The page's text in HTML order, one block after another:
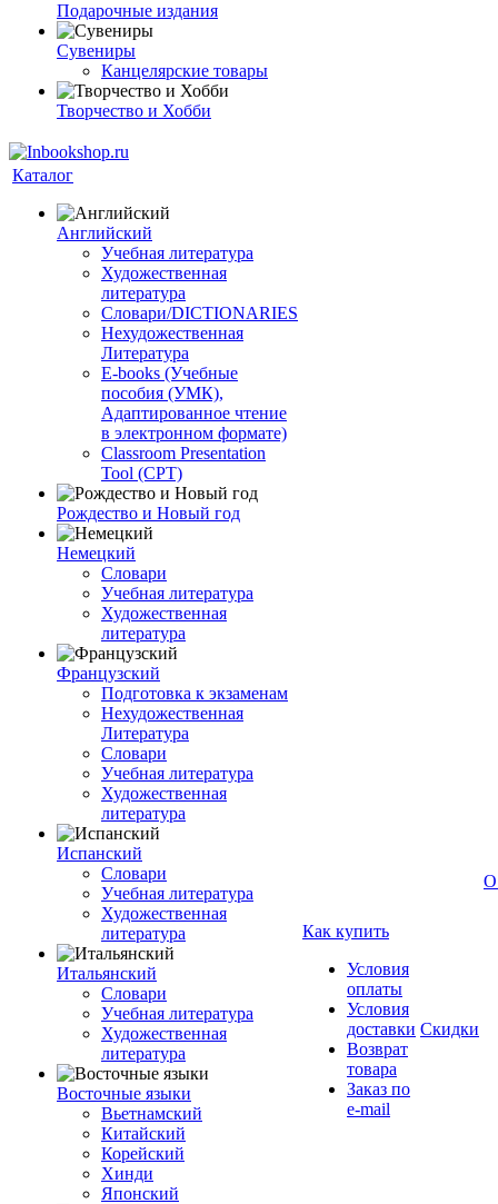
Подарочные издания
Сувениры
Канцелярские товары
Творчество и Хобби
Каталог
Английский
Учебная литература
Художественная
литература
Словари/DICTIONARIES
Нехудожественная
Литература
E-books (Учебные
пособия (УМК),
Адаптированное чтение
в электронном формате)
Classroom Presentation
Tool (CPT)
Рождество и Новый год
Немецкий
Словари
Учебная литература
Художественная
литература
Французский
Подготовка к экзаменам
Нехудожественная
Литература
Словари
Учебная литература
Художественная
литература
Испанский
Словари
Учебная литература
Художественная
литература
Итальянский
Словари
Учебная литература
Художественная
литература
Восточные языки
Вьетнамский
Китайский
Корейский
Хинди
Японский
Как купить
Условия
оплаты
Условия
доставки
Возврат
товара
Заказ по
e-mail
Скидки
О